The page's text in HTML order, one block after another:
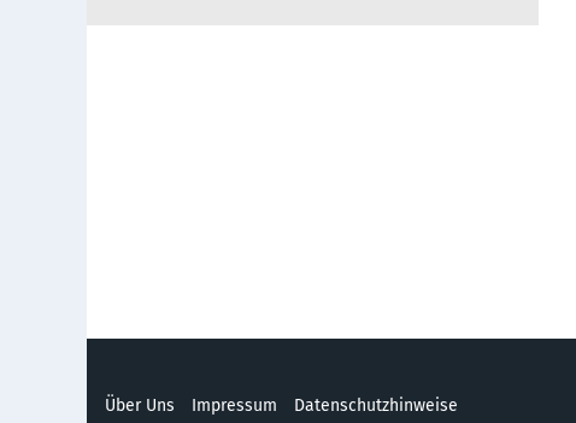
Über Uns Impressum Datenschutzhinweise